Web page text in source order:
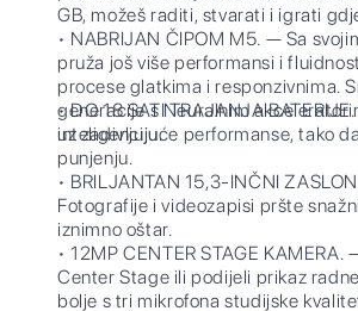
GB, možeš raditi, stvarati i igrati
• NABRIJAN ČIPOM M5. — Sa
pruža još više performansi i
procese glatkima i responzivnima.
generacije s Neuralnim
inteligenciju.
• DO 18 SATI TRAJANJA
uz zadivljujuće performanse, tako
punjenju.
• BRILJANTAN 15,3-INČNI
Fotografije i videozapisi pršte
iznimno oštar.
• 12MP CENTER STAGE
Center Stage ili podijeli prikaz
bolje s tri mikrofona studijske